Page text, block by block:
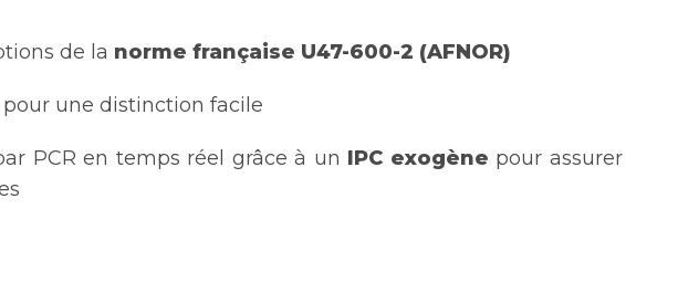
de la norme française U47-600-2 (AFNOR)
une distinction facile
PCR en temps réel grâce à un IPC exogène pour assurer